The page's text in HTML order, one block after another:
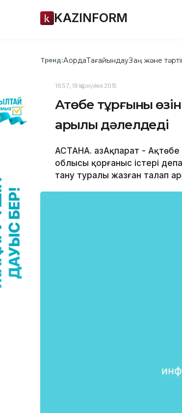
KAZINFORM
Тренд:АқордаТағайындауЗаң және
16:57, 18 Қыркүйек 2015
Ақтөбе тұрғыны
арқылы дәлелдеді
АСТАНА. ҚазАқпарат - Ақтөбе
облысы қорғаныс істері
тану туралы жазған талап